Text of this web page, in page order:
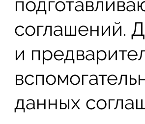
соглашений.
и
данных